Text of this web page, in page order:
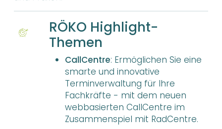
RÖKO Highlight-
Themen
CallCentre: Ermöglichen Sie eine
smarte und innovative
Terminverwaltung für Ihre
Fachkräfte - mit dem neuen
webbasierten CallCentre im
Zusammenspiel mit RadCentre.